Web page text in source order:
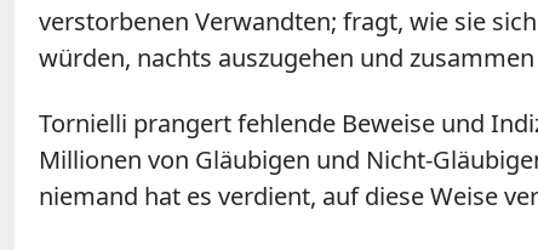
verstorbenen Verwandten; fragt, wie sie
würden, nachts auszugehen und
Tornielli prangert fehlende Beweise und
Millionen von Gläubigen und Nicht-
niemand hat es verdient, auf diese Weise